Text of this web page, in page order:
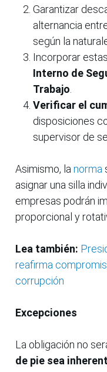
Garantizar
alternancia
según la
Incorporar
Interno de
Trabajo
Verificar el
disposiciones
supervisor de
Asimismo, la norma
asignar una silla
empresas podrán
proporcional y
Lea también:
reafirma
corrupción
Excepciones
La obligación no
de pie sea